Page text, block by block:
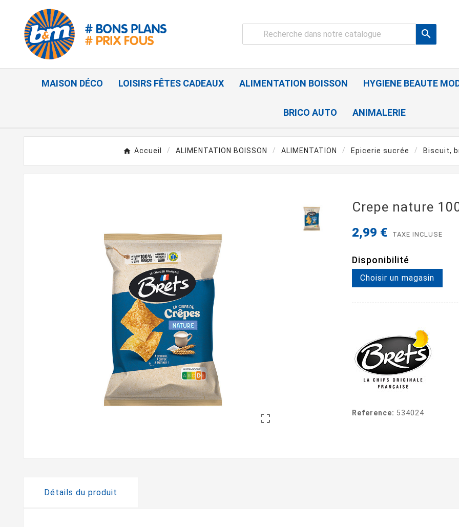

MAISON DÉCO LOISIRS FÊTES CADEAUX ALIMENTATION BOISSON HYGIENE BEAUTE
BRICO AUTO ANIMALERIE
Accueil ALIMENTATION BOISSON ALIMENTATION Epicerie sucrée Biscuit,

Crepe nature
2,99 € TAXE INCLUSE
Disponibilité
Choisir un magasin
Reference: 534024
Détails du produit